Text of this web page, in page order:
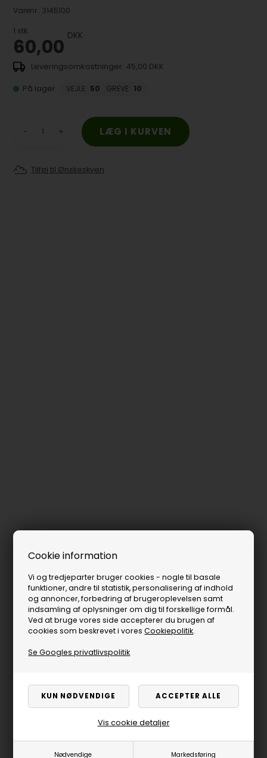
Cookie information
Vi og tredjeparter bruger cookies - nogle til basale
funktioner, andre til statistik, personalisering af indhold
og annoncer, forbedring af brugeroplevelsen samt
indsamling af oplysninger om dig til forskellige formål.
Ved at bruge vores side accepterer du brugen af
cookies som beskrevet i voresCookiepolitik.
Se Googles privatlivspolitik
Nødvendige Markedsføring
Vis cookie detaljer
Varenr.: 3145100
1 stk.
60,00 DKK
45,00 DKK
På lager
VEJLE: 50 GREVE: 10
- +
Tilføj til Ønskeskyen